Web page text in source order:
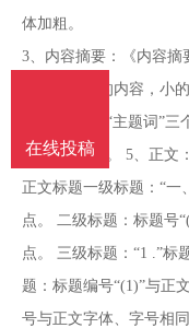
体加粗。
3、内容摘要：《内容摘
摘要是具体的内容，小
4、主题词：“主题词”
4号楷体加粗。 5、正文
正文标题一级标题：“一
点。 二级标题：标题号
点。 三级标题：“1 .”标
题：标题编号“(1)”与正
号与正文字体、字号相同
在线投稿